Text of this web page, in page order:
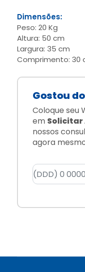
Dimensões:
Peso: 20 Kg
Altura: 50 cm
Largura: 35 cm
Comprimento: 30
Gostou
Coloque seu
em
nossos
agora